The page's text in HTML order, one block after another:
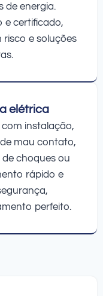
de energia.
e certificado,
e soluções
elétrica
instalação,
mau contato,
choques ou
rápido e
perfeito.